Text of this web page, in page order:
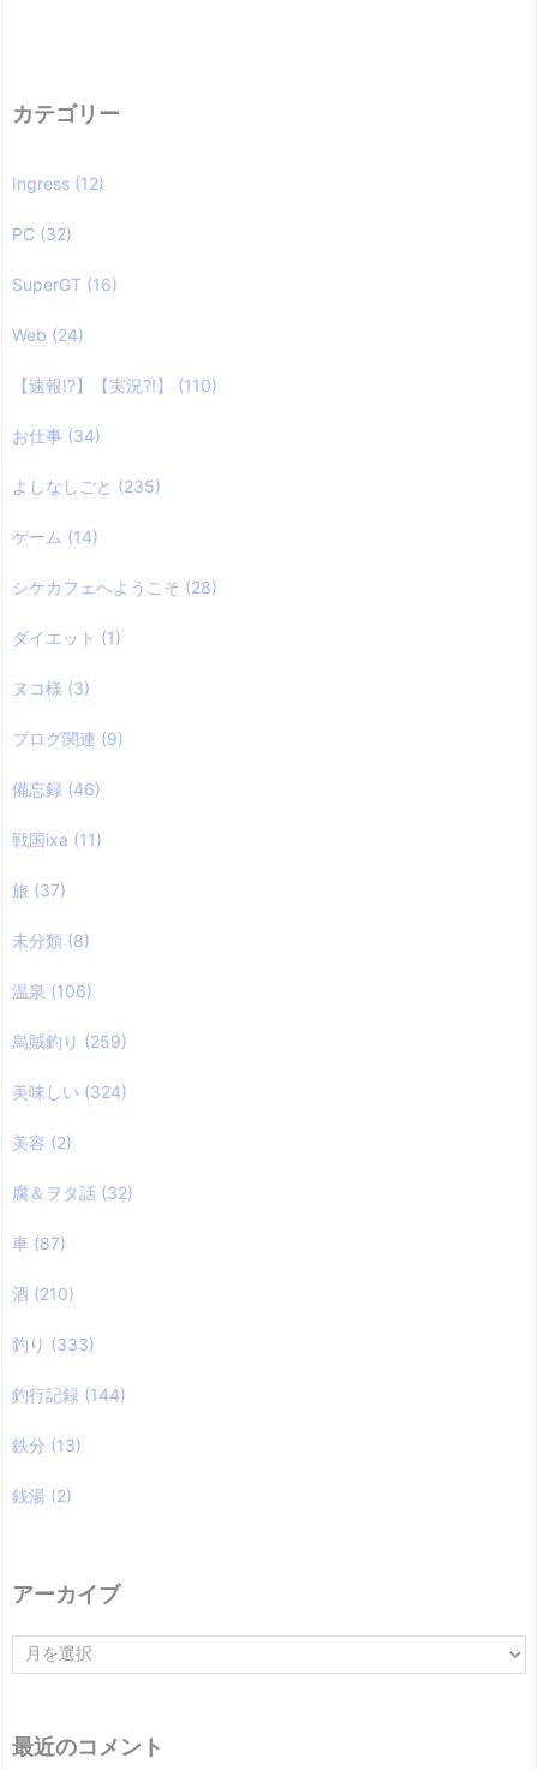
カテゴリー
Ingress (12)
PC (32)
SuperGT (16)
Web (24)
【速報!?】【実況?!】 (110)
お仕事 (34)
よしなしごと (235)
ゲーム (14)
シケカフェへようこそ (28)
ダイエット (1)
ヌコ様 (3)
ブログ関連 (9)
備忘録 (46)
戦国ixa (11)
旅 (37)
未分類 (8)
温泉 (106)
烏賊釣り (259)
美味しい (324)
美容 (2)
腐＆ヲタ話 (32)
車 (87)
酒 (210)
釣り (333)
釣行記録 (144)
鉄分 (13)
銭湯 (2)
アーカイブ
ー
ブ
最近のコメント